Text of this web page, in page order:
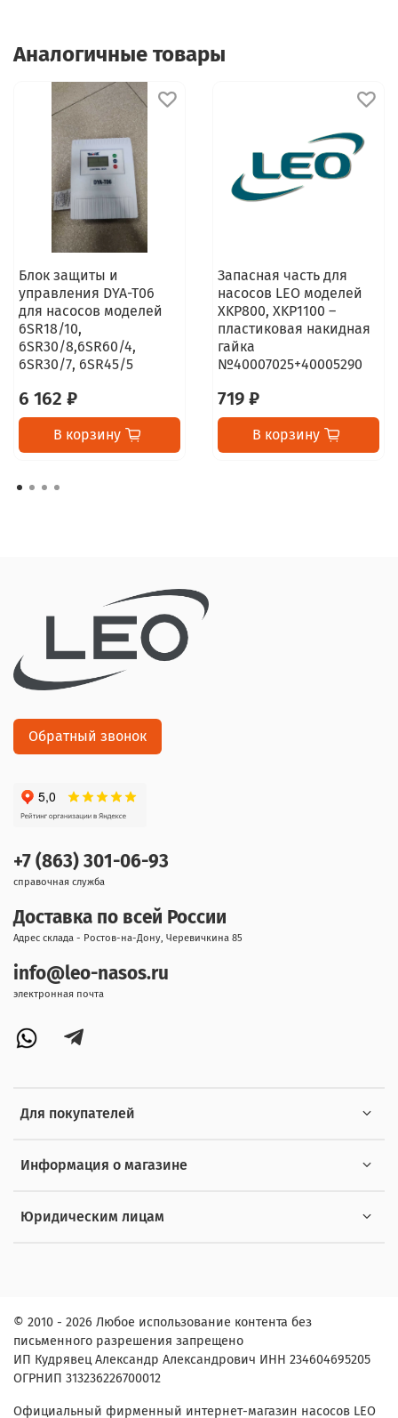
Аналогичные товары
Блок защиты и
управления DYA-T06
для насосов моделей
6SR18/10,
6SR30/8,6SR60/4,
6SR30/7, 6SR45/5
6 162 ₽
В корзину
Запасная часть для
насосов LEO моделей
XKP800, XKP1100 –
пластиковая накидная
гайка
№40007025+40005290
719 ₽
В корзину
Для покупателей
Информация о магазине
Юридическим лицам
+7 (863) 301-06-93
справочная служба
Доставка по всей России
Адрес склада - Ростов-на-Дону, Черевичкина 85
info@leo-nasos.ru
электронная почта
Обратный звонок
© 2010 - 2026 Любое использование контента без
письменного разрешения запрещено
ИП Кудрявец Александр Александрович ИНН 234604695205
ОГРНИП 313236226700012
Официальный фирменный интернет-магазин насосов LEO